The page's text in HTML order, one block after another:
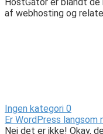
HostGator er blandt
af webhosting og
Ingen kategori 0
Er WordPress langsom
Nej det er ikke! Okay,